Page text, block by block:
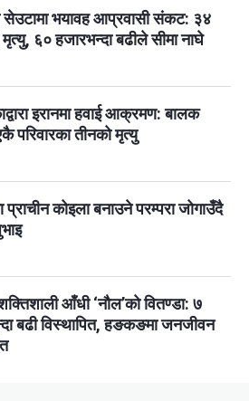
भयावह आप्रवासी संकट: ३४
६० हजारभन्दा बढीले सीमा नाघे
इरानमा हवाई आक्रमण: बालक
परिवारका तीनको मृत्यु
प्राचीन कोइला बनाउने परम्परा जोगाउँदै
आँधी ‘नौल’को वितण्डा: ७
बढी विस्थापित, हङकङमा जनजीवन